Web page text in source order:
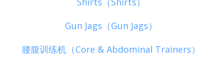
Gun Jags（Gun Jags）
腰腹训练机（Core & Abdominal Trainers）